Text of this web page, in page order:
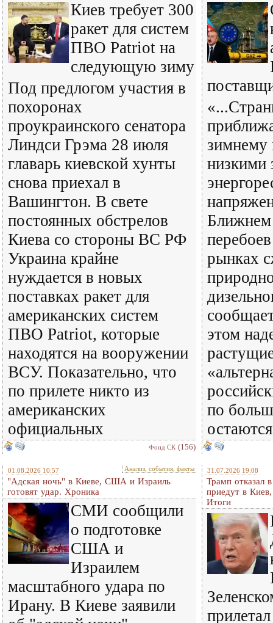
Киев требует 300
ракет для систем
ПВО Patriot на
следующую зиму
Под предлогом участия в
похоронах
проукраинского сенатора
Линдси Грэма 28 июля
главарь киевской хунты
снова приехал в
Вашингтон. В свете
постоянных обстрелов
Киева со стороны ВС РФ
Украина крайне
нуждается в новых
поставках ракет для
американских систем
ПВО Patriot, которые
находятся на вооружении
ВСУ. Показательно, что
по прилете никто из
американских
официальных
Фонд СК (156)
зимнему
низкими
Ближнем
рынках
этом
по
01.08.2026 10:57 Анализ, события, факты
"Адская ночь" в Киеве, США и Израиль
готовят удар. Хроника
СМИ сообщили
о подготовке
США и
Израилем
масштабного удара по
Ирану. В Киеве заявили
31.07.2026 19:08
Трамп отказал
приедут в
Итоги